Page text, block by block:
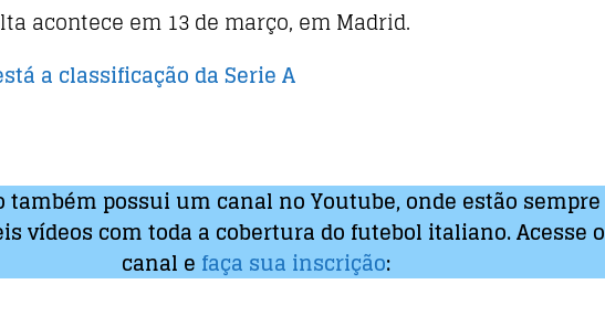
acontece em 13 de março, em Madrid.
a classificação da Serie A
também possui um canal no Youtube, onde estão sempre
vídeos com toda a cobertura do futebol italiano. Acesse o
canal e faça sua inscrição: